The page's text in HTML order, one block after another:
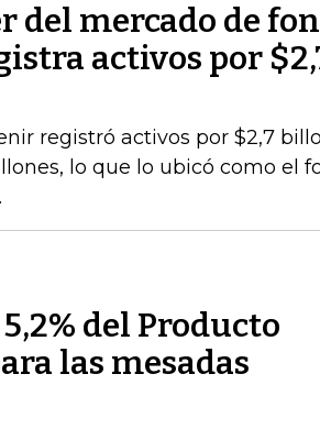
del mercado de
activos por
registró activos por $2,7
lo que lo ubicó como el
del Producto
las mesadas